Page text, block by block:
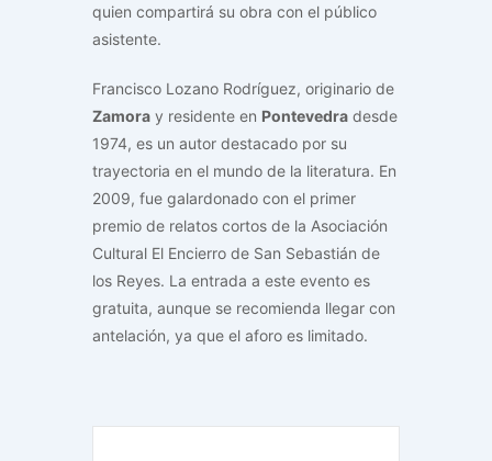
quien compartirá su obra con el público
asistente.
Francisco Lozano Rodríguez, originario de
Zamora y residente en Pontevedra desde
1974, es un autor destacado por su
trayectoria en el mundo de la literatura. En
2009, fue galardonado con el primer
premio de relatos cortos de la Asociación
Cultural El Encierro de San Sebastián de
los Reyes. La entrada a este evento es
gratuita, aunque se recomienda llegar con
antelación, ya que el aforo es limitado.